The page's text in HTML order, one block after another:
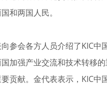
和两国人民。
参会各方人员介绍了KIC中
加强产业交流和技术转移
贡献。金代表表示，KIC中